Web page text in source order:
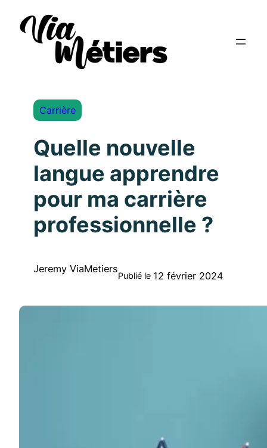
Carrière
Quelle nouvelle
langue apprendre
pour ma carrière
professionnelle ?
Jeremy ViaMetiers
Publié le 12 février 2024